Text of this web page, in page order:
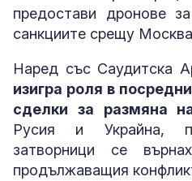
предостави дронове
санкциите срещу
Наред със Саудитска
изигра роля в
сделки за размяна
Русия и Украйна,
затворници се
продължаващия